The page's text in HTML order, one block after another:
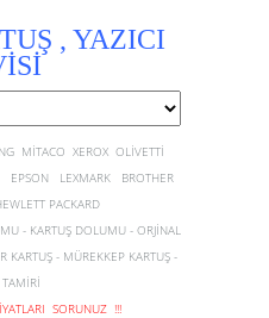
, YAZICI
MİTACO XEROX OLİVETTİ
LEXMARK BROTHER
PACKARD
- KARTUŞ DOLUMU - ORJİNAL
KARTUŞ - MÜREKKEP KARTUŞ -
SORUNUZ !!!